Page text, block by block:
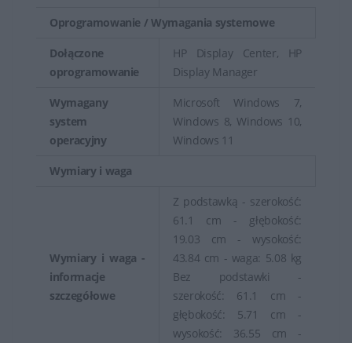
Oprogramowanie / Wymagania systemowe
Dołączone
oprogramowanie
HP Display Center, HP
Display Manager
Wymagany
system
operacyjny
Microsoft Windows 7,
Windows 8, Windows 10,
Windows 11
Wymiary i waga
Wymiary i waga -
informacje
szczegółowe
Z podstawką - szerokość:
61.1 cm - głębokość:
19.03 cm - wysokość:
43.84 cm - waga: 5.08 kg
Bez podstawki -
szerokość: 61.1 cm -
głębokość: 5.71 cm -
wysokość: 36.55 cm -